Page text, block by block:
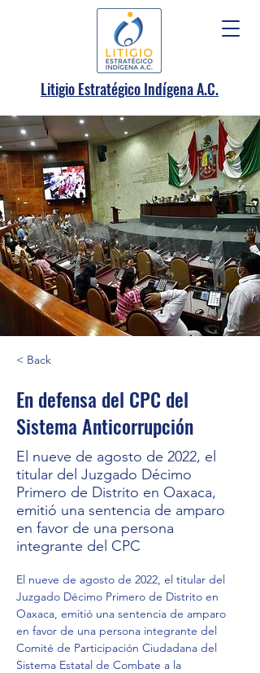
Litigio Estratégico Indígena A.C.
< Back
En defensa del CPC del
Sistema Anticorrupción
El nueve de agosto de 2022, el
titular del Juzgado Décimo
Primero de Distrito en Oaxaca,
emitió una sentencia de amparo
en favor de una persona
integrante del CPC
El nueve de agosto de 2022, el titular del
Juzgado Décimo Primero de Distrito en
Oaxaca, emitió una sentencia de amparo
en favor de una persona integrante del
Comité de Participación Ciudadana del
Sistema Estatal de Combate a la